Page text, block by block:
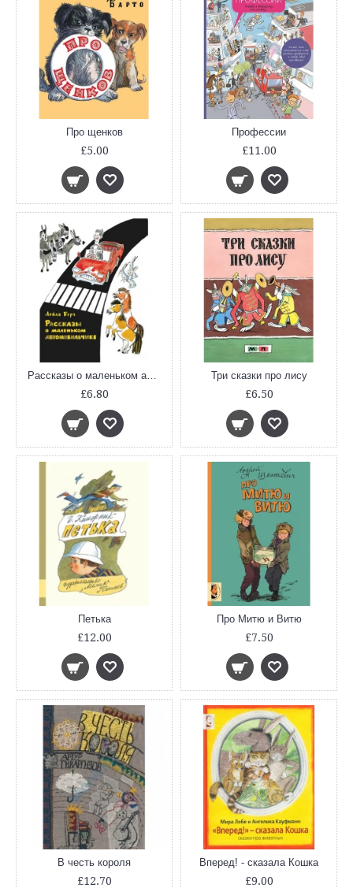
Про щенков
£5.00
Профессии
£11.00
Рассказы о маленьком автомобильчике
£6.80
Три сказки про лису
£6.50
Петька
£12.00
Про Митю и Витю
£7.50
В честь короля
£12.70
Вперед! - сказала Кошка
£9.00